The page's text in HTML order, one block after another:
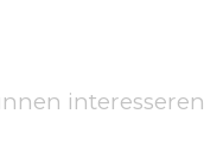
interesseren